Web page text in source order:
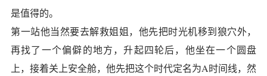
是值得的。
第一站他当然要去解救姐姐，他先把时光机移到狼穴外，
再找了一个偏僻的地方，升起四轮后，他坐在一个圆盘
上，接着关上安全舱，他先把这个时代定名为A时间线，然